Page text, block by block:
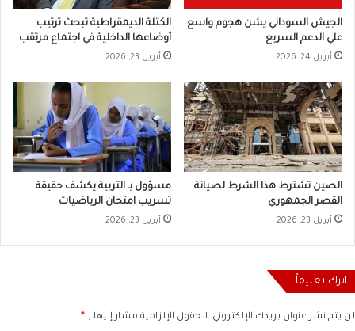
الجيش السوداني يشن هجوم واسع
علي الدعم السريع
أبريل 24, 2026
الكتلة الديمقراطية تبحث ترتيب
أوضاعها الداخلية في اجتماع مرتقب
أبريل 23, 2026
الصين تشترط هذا الشرط لصيانة
القصر الجمهوري
أبريل 23, 2026
مسؤول بـ التربية يكشف حقيقة
تسريب امتحان الرياضيات
أبريل 23, 2026
اترك تعليقاً
لن يتم نشر عنوان بريدك الإلكتروني. الحقول الإلزامية مشار إليها بـ *